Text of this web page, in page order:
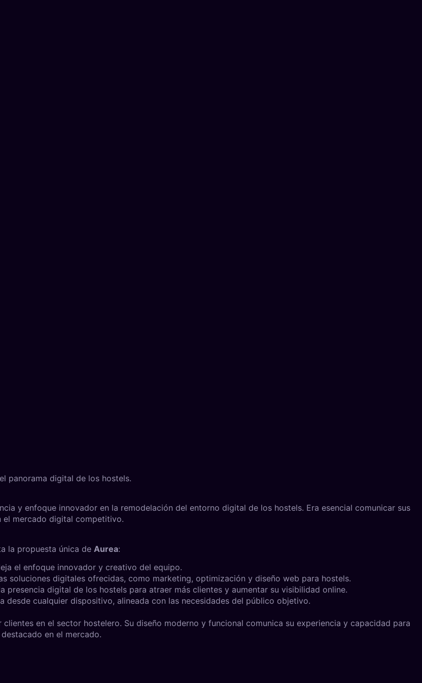
panorama digital de los hostels.
y enfoque innovador en la remodelación del entorno digital de los hostels. Era esencial comunicar sus
el mercado digital competitivo.
la propuesta única de Aurea:
el enfoque innovador y creativo del equipo.
soluciones digitales ofrecidas, como marketing, optimización y diseño web para hostels.
presencia digital de los hostels para atraer más clientes y aumentar su visibilidad online.
desde cualquier dispositivo, alineada con las necesidades del público objetivo.
en el sector hostelero. Su diseño moderno y funcional comunica su experiencia y capacidad para
en el mercado.